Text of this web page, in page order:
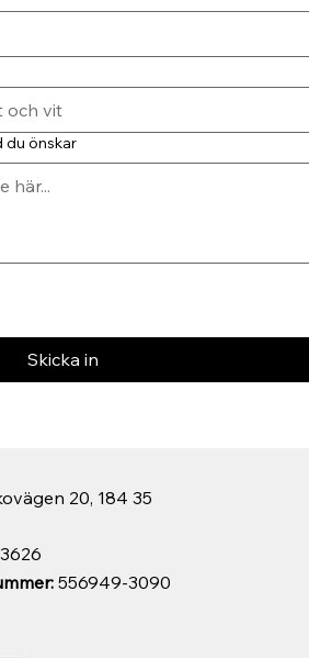
du önskar
Skicka in
556949-3090
20, 184 35